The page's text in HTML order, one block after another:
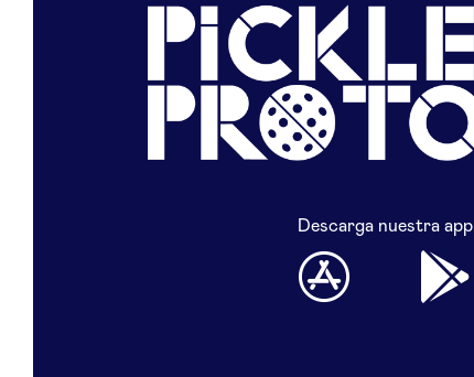
Descarga nuestra app